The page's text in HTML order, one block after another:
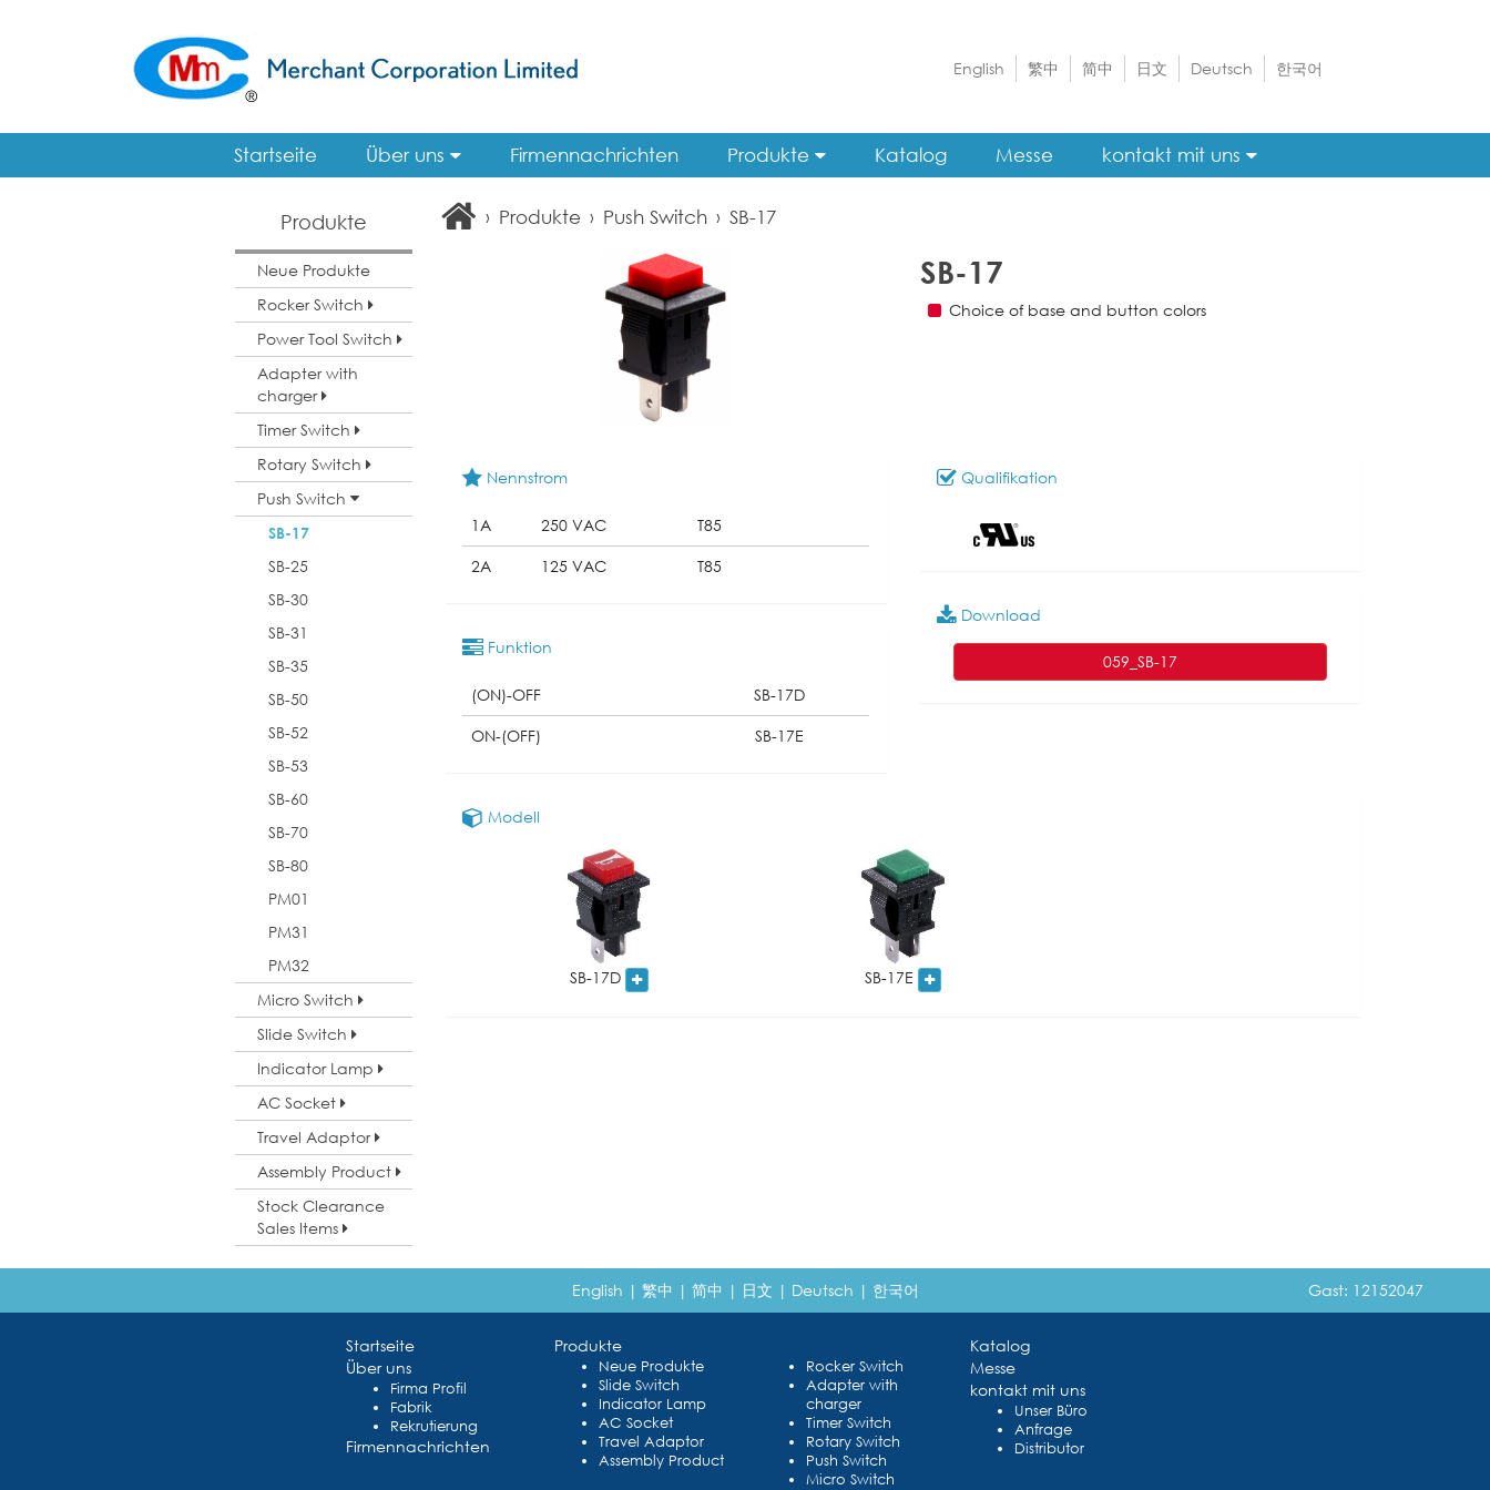
English 繁中 简中 日文 Deutsch 한국어
Startseite Über uns Firmennachrichten Produkte Katalog Messe kontakt mit uns
Produkte
Neue Produkte
Rocker Switch
Power Tool Switch
Adapter with
charger
Timer Switch
Rotary Switch
Push Switch
SB-17
SB-25
SB-30
SB-31
SB-35
SB-50
SB-52
SB-53
SB-60
SB-70
SB-80
PM01
PM31
PM32
Micro Switch
Slide Switch
Indicator Lamp
AC Socket
Travel Adaptor
Assembly Product
Stock Clearance
Sales Items
› Produkte › Push Switch › SB-17
SB-17
Choice of base and button colors
Nennstrom
1A 250 VAC
T85
2A
125 VAC T85
Funktion
(ON)-OFF
SB-17D
ON-(OFF)
SB-17E
Qualifikation
Download
059_SB-17
Modell
SB-17D SB-17E
English | 繁中 | 简中 | 日文 | Deutsch | 한국어 Gast: 12152047
Startseite
Über uns
Firma Profil
Fabrik
Rekrutierung
Firmennachrichten
Produkte
Neue Produkte
Slide Switch
Indicator Lamp
AC Socket
Travel Adaptor
Assembly Product
Rocker Switch
Adapter with
charger
Timer Switch
Rotary Switch
Push Switch
Micro Switch
Katalog
Messe
kontakt mit uns
Unser Büro
Anfrage
Distributor